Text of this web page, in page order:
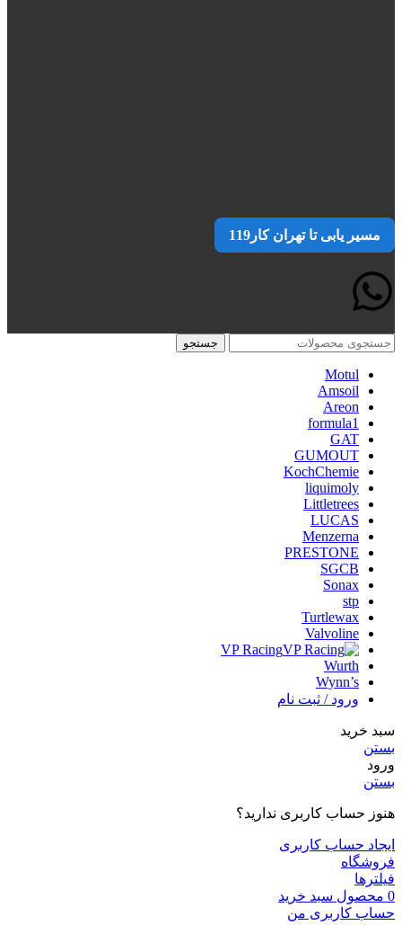
مسیر یابی تا تهران کار119
جستجو
Motul
Amsoil
Areon
formula1
GAT
GUMOUT
KochChemie
liquimoly
Littletrees
LUCAS
Menzerna
PRESTONE
SGCB
Sonax
stp
Turtlewax
Valvoline
VP Racing
Wurth
Wynn’s
ورود / ثبت نام
سبد خرید
بستن
ورود
بستن
هنوز حساب کاربری ندارید؟
ایجاد حساب کاربری
فروشگاه
فیلترها
0 محصول سبد خرید
حساب کاربری من